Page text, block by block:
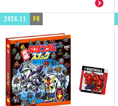
2026.11 PB